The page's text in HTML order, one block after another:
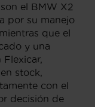
el BMW X2
por su manejo
que el
y una
stock,
con el
decisión de